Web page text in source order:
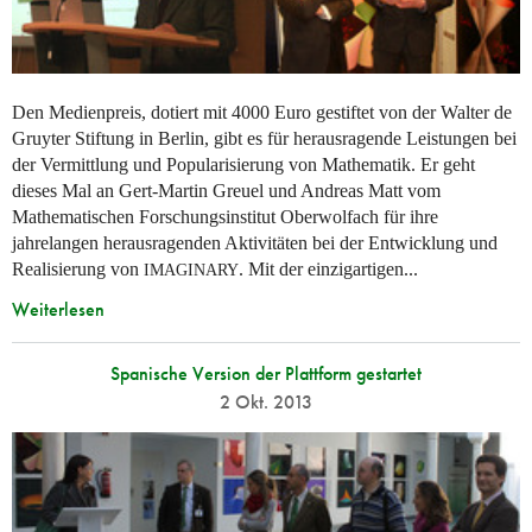
Den Medienpreis, dotiert mit 4000 Euro gestiftet von der Walter de
Gruyter Stiftung in Berlin, gibt es für herausragende Leistungen bei
der Vermittlung und Popularisierung von Mathematik. Er geht
dieses Mal an Gert-Martin Greuel und Andreas Matt vom
Mathematischen Forschungsinstitut Oberwolfach für ihre
jahrelangen herausragenden Aktivitäten bei der Entwicklung und
Realisierung von IMAGINARY. Mit der einzigartigen...
Weiterlesen
Spanische Version der Plattform gestartet
2 Okt. 2013